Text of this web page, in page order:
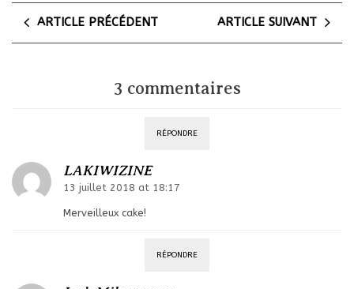
ARTICLE PRÉCÉDENT ARTICLE SUIVANT
3 commentaires
RÉPONDRE
LAKIWIZINE
13 juillet 2018 at 18:17
Merveilleux cake!
RÉPONDRE